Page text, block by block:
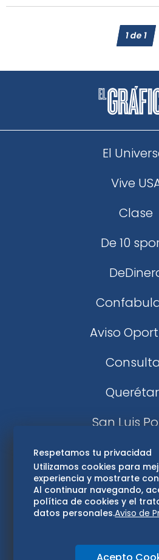
1de1
El
Vive
Clase
De 10
Aviso
San Luis
Edomex
Hidalgo
Oaxaca
Respetamos tu privacidad
Utilizamos cookies para
experiencia y mostrarte
Al continuar navegando,
política de cookies y el
datos personales.Aviso de